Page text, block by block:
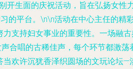
开生面的庆祝活动，旨在弘扬女性
的平台。\n\n活动在中心主任的精
支持妇女事业的重要性。一场融
合唱的古稀佳声，每个环节都激
欢许沉犹香泽织圆场的文玩论坛—